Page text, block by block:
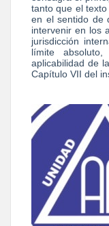
tanto que el
en el sentido de
intervenir en los
jurisdicción
límite
aplicabilidad de
Capítulo VII del